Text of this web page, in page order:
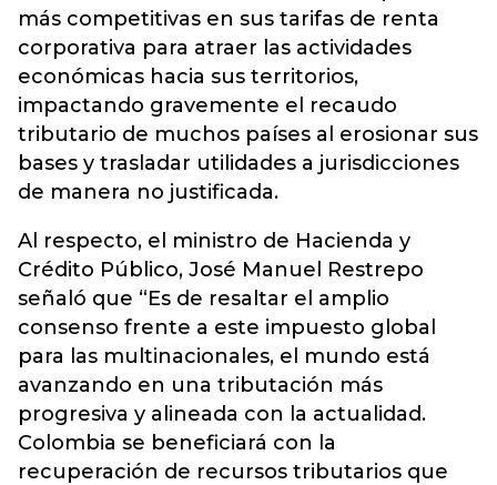
más competitivas en sus tarifas de renta
corporativa para atraer las actividades
económicas hacia sus territorios,
impactando gravemente el recaudo
tributario de muchos países al erosionar sus
bases y trasladar utilidades a jurisdicciones
de manera no justificada.
Al respecto, el ministro de Hacienda y
Crédito Público, José Manuel Restrepo
señaló que “Es de resaltar el amplio
consenso frente a este impuesto global
para las multinacionales, el mundo está
avanzando en una tributación más
progresiva y alineada con la actualidad.
Colombia se beneficiará con la
recuperación de recursos tributarios que